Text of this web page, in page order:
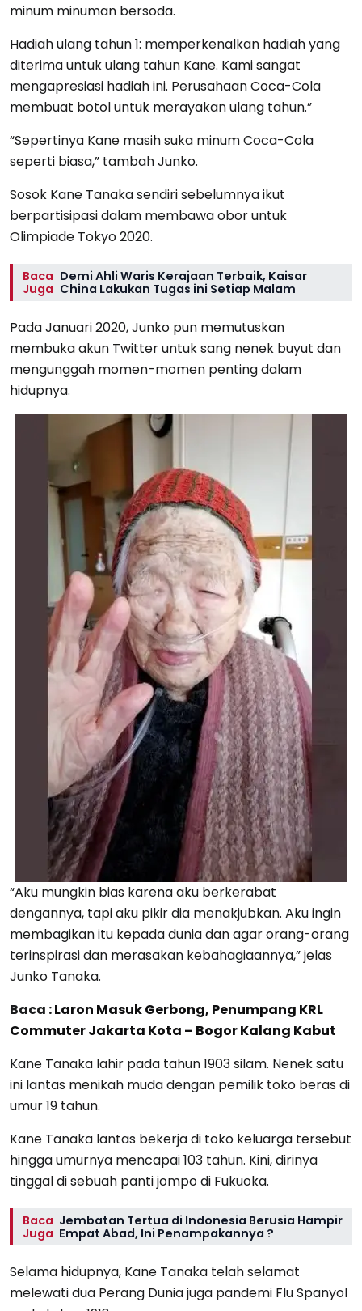
minum minuman bersoda.
Hadiah ulang tahun 1: memperkenalkan hadiah yang
diterima untuk ulang tahun Kane. Kami sangat
mengapresiasi hadiah ini. Perusahaan Coca-Cola
membuat botol untuk merayakan ulang tahun.”
“Sepertinya Kane masih suka minum Coca-Cola
seperti biasa,” tambah Junko.
Sosok Kane Tanaka sendiri sebelumnya ikut
berpartisipasi dalam membawa obor untuk
Olimpiade Tokyo 2020.
Baca
Juga
Demi Ahli Waris Kerajaan Terbaik, Kaisar
China Lakukan Tugas ini Setiap Malam
Pada Januari 2020, Junko pun memutuskan
membuka akun Twitter untuk sang nenek buyut dan
mengunggah momen-momen penting dalam
hidupnya.
“Aku mungkin bias karena aku berkerabat
dengannya, tapi aku pikir dia menakjubkan. Aku ingin
membagikan itu kepada dunia dan agar orang-orang
terinspirasi dan merasakan kebahagiaannya,” jelas
Junko Tanaka.
Baca :Laron Masuk Gerbong, Penumpang KRL
Commuter Jakarta Kota – Bogor Kalang Kabut
Kane Tanaka lahir pada tahun 1903 silam. Nenek satu
ini lantas menikah muda dengan pemilik toko beras di
umur 19 tahun.
Kane Tanaka lantas bekerja di toko keluarga tersebut
hingga umurnya mencapai 103 tahun. Kini, dirinya
tinggal di sebuah panti jompo di Fukuoka.
Baca
Juga
Jembatan Tertua di Indonesia Berusia Hampir
Empat Abad, Ini Penampakannya ?
Selama hidupnya, Kane Tanaka telah selamat
melewati dua Perang Dunia juga pandemi Flu Spanyol